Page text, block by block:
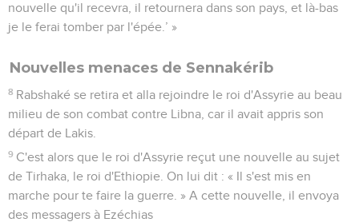
nouvelle qu'il recevra, il retournera dans son pays, et là-bas
je le ferai tomber par l'épée.’ »
Nouvelles menaces de Sennakérib
8 Rabshaké se retira et alla rejoindre le roi d'Assyrie au beau
milieu de son combat contre Libna, car il avait appris son
départ de Lakis.
9 C'est alors que le roi d'Assyrie reçut une nouvelle au sujet
de Tirhaka, le roi d'Ethiopie. On lui dit : « Il s'est mis en
marche pour te faire la guerre. » A cette nouvelle, il envoya
des messagers à Ezéchias